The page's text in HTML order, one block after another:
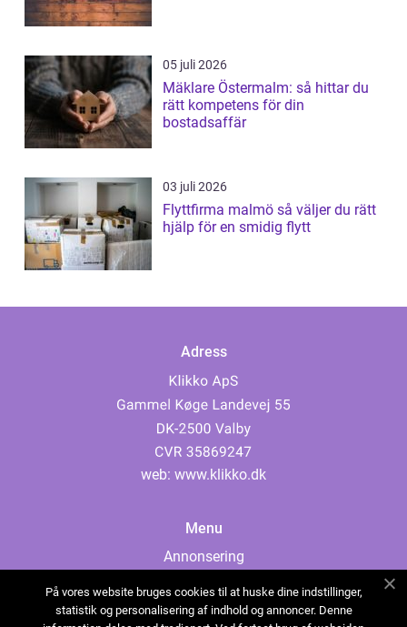
05 juli 2026
Mäklare Östermalm: så hittar du
rätt kompetens för din
bostadsaffär
03 juli 2026
Flyttfirma malmö så väljer du rätt
hjälp för en smidig flytt
Adress
web: www.klikko.dk
Menu
Annonsering
Cookies
På vores website bruges cookies til at huske dine indstillinger,
statistik og personalisering af indhold og annoncer. Denne